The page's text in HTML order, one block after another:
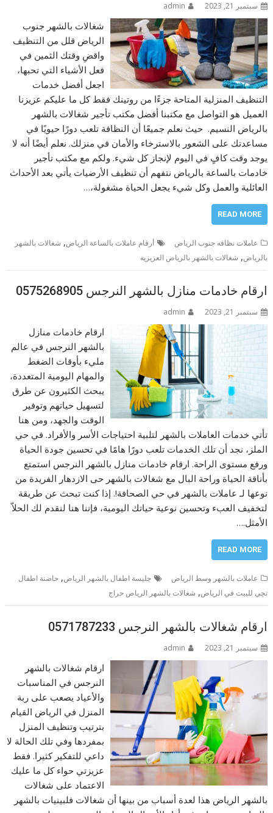
سبتمبر 21, 2023 admin
شغالات بالشهر جنوب
الرياض قلل من التنظيف
واقضِ وقتك الثمين في
فعل الأشياء التي تحبها،
اجعل أفضل خدمات
التنظيف المنزلية المتاحة جزءًا من روتينك فقط كل ما عليكم عزيزنا
العميل هو التواصل مع مكتبنا أفضل مكتب تأجير شغالات بالشهر
بالرياض النسيم. حيث نعلم جميعًا أن النظافة تلعب دورًا حيويًا في
مساعدتك على الشعور بالاسترخاء والأمان في منزلك. نعلم أيضًا أنه لا
يوجد وقت كافٍ في اليوم لإنجاز كل شيء. ولكم مع مكتب تأجير
خادمات بالساعة بالرياض نتفهم أن تنظيف الأرضيات يأتي بعد الأحداث
العائلية والعمل وكل شيء يجعل الحياة مشغولة،…
READ MORE
عاملات نظافه جنوب الرياض أرقام عاملات بالساعة الرياض, شغالات بالشهر
بالرياض, شغالات بالشهر بالرياض العزيزيه
ارقام خادمات منازل بالشهر النرجس 0575268905
سبتمبر 21, 2023 admin
ارقام خادمات منازل
بالشهر النرجس في عالم
مليء بأوقات الضغط
والمهام اليومية المتعددة،
يبحث الكثيرون عن طرق
لتسهيل حياتهم وتوفير
الوقت والجهد، ومن هنا
تأتي خدمات العاملات بالشهر لتلبية احتياجات الأسر والأفراد. في حي
الملز، نجد أن تلك الخدمات تلعب دورًا هامًا في تحسين جودة الحياة
ورفع مستوى الراحة. ارقام خادمات منازل بالشهر النرجس استمتع
بأناقة الحياة وراحة البال مع شغالات بالشهر حى الازدهار الفريدة من
نوعها لـ عاملات بالشهر في حي الصحافة!. إذا كنت تبحث عن طريقة
لتخفيف العبء وتحسين نوعية حياتك اليومية، فإننا هنا لنقدم لك الحلاّ
الأمثل.…
READ MORE
عاملات بالشهر وسط الرياض جليسة اطفال بالشهر الرياض,حاضنة اطفال
تجي للبيت في الرياض, شغالات بالشهر الرياض حراج
ارقام شغالات بالشهر النرجس 0571787233
سبتمبر 21, 2023 admin
ارقام شغالات بالشهر
النرجس في المناسبات
والأعياد يصعب على ربة
المنزل في الرياض القيام
بترتيب وتنظيف المنزل
بمفردها وفي تلك الحالة لا
داعي للتفكير كثيرا. فقط
عزيزتي حواء كل ما عليك
الاعتماد على شغالات
بالشهر الرياض هذا لعدة أسباب من بينها أن شغالات فلبينيات بالشهر